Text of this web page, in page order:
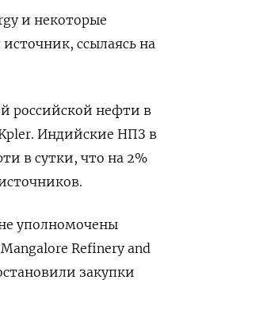
и некоторые
ссылаясь на
российской нефти в
Индийские НПЗ в
в сутки, что на 2%
уполномочены
Refinery and
закупки